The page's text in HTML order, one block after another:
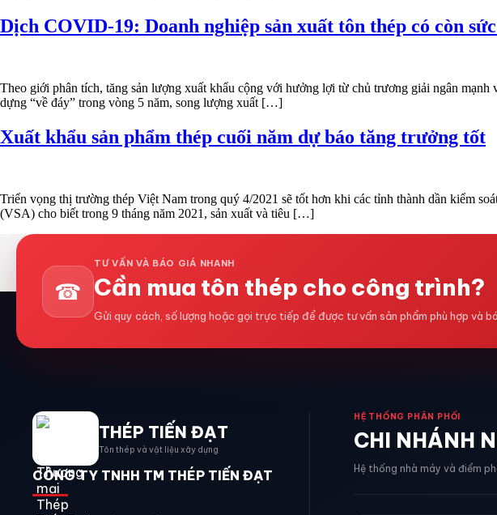
Dịch COVID-19: Doanh nghiệp sản xuất tôn thép có còn
Theo giới phân tích, tăng sản lượng xuất khẩu cộng với hưởng lợi từ chủ trương giải ngân
dựng “về đáy” trong vòng 5 năm, song lượng xuất […]
Xuất khẩu sản phẩm thép cuối năm dự báo tăng trưởng tốt
Triển vọng thị trường thép Việt Nam trong quý 4/2021 sẽ tốt hơn khi các tỉnh thành dần kiểm
(VSA) cho biết trong 9 tháng năm 2021, sản xuất và tiêu […]
☎
TƯ VẤN VÀ BÁO GIÁ NHANH
Cần mua tôn thép cho công trình?
Gửi quy cách, số lượng hoặc gọi trực tiếp để được tư vấn sản phẩm phù hợp và
THÉP TIẾN ĐẠT
Tôn thép và vật liệu xây dựng
CÔNG TY TNHH TM THÉP TIẾN ĐẠT
HỆ THỐNG PHÂN PHỐI
CHI NHÁNH
Hệ thống nhà máy và điểm